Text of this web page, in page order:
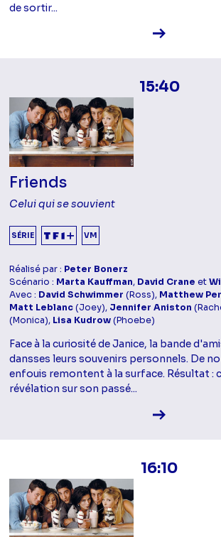
de sortir...
Voir la
15:40
Friends
Celui qui se souvient
SÉRIE VM
Réalisé par : Peter Bonerz
Scénario : Marta Kauffman, David Crane et
Avec : David Schwimmer (Ross), Matthew
Matt Leblanc(Joey), Jennifer Aniston
(Monica), Lisa Kudrow(Phoebe)
Face à la curiosité de Janice, la bande
dansses leurs souvenirs personnels. De
enfouis remontent à la surface. Résultat :
révélation sur son passé...
Voir la
16:10